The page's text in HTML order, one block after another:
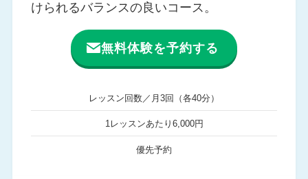
けられるバランスの良いコース。
無料体験を予約する
レッスン回数／月3回（各40分）
1レッスンあたり6,000円
優先予約